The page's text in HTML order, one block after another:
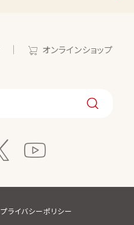
オンラインショップ
プライバシーポリシー